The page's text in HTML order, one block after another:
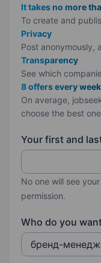
It takes no more
To create and
Privacy
Post anonymously,
Transparency
See which
8 offers every week
On average,
choose the best
Your first and
No one will see
permission.
Who do you